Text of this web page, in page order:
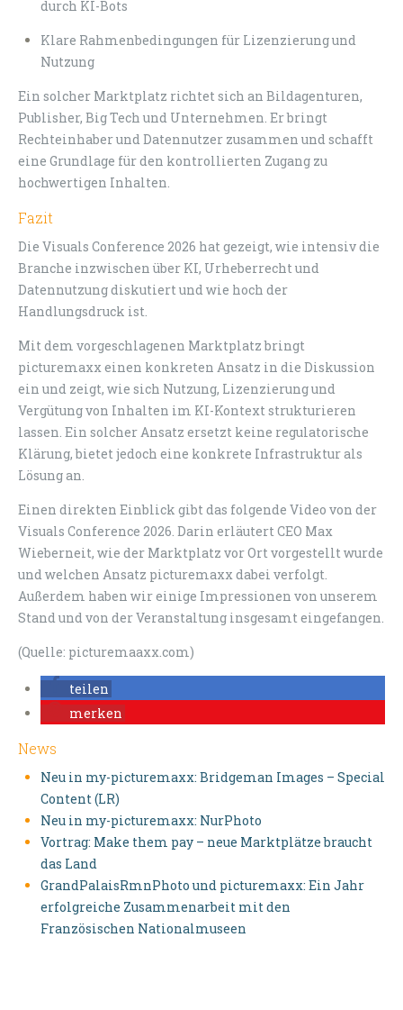
durch KI-Bots
Klare Rahmenbedingungen für Lizenzierung und
Nutzung
Ein solcher Marktplatz richtet sich an Bildagenturen,
Publisher, Big Tech und Unternehmen. Er bringt
Rechteinhaber und Datennutzer zusammen und schafft
eine Grundlage für den kontrollierten Zugang zu
hochwertigen Inhalten.
Fazit
Die Visuals Conference 2026 hat gezeigt, wie intensiv die
Branche inzwischen über KI, Urheberrecht und
Datennutzung diskutiert und wie hoch der
Handlungsdruck ist.
Mit dem vorgeschlagenen Marktplatz bringt
picturemaxx einen konkreten Ansatz in die Diskussion
ein und zeigt, wie sich Nutzung, Lizenzierung und
Vergütung von Inhalten im KI-Kontext strukturieren
lassen. Ein solcher Ansatz ersetzt keine regulatorische
Klärung, bietet jedoch eine konkrete Infrastruktur als
Lösung an.
Einen direkten Einblick gibt das folgende Video von der
Visuals Conference 2026. Darin erläutert CEO Max
Wieberneit, wie der Marktplatz vor Ort vorgestellt wurde
und welchen Ansatz picturemaxx dabei verfolgt.
Außerdem haben wir einige Impressionen von unserem
Stand und von der Veranstaltung insgesamt eingefangen.
(Quelle: picturemaaxx.com)
teilen
merken
News
Neu in my-picturemaxx: Bridgeman Images – Special
Content (LR)
Neu in my-picturemaxx: NurPhoto
Vortrag: Make them pay – neue Marktplätze braucht
das Land
GrandPalaisRmnPhoto und picturemaxx: Ein Jahr
erfolgreiche Zusammenarbeit mit den
Französischen Nationalmuseen